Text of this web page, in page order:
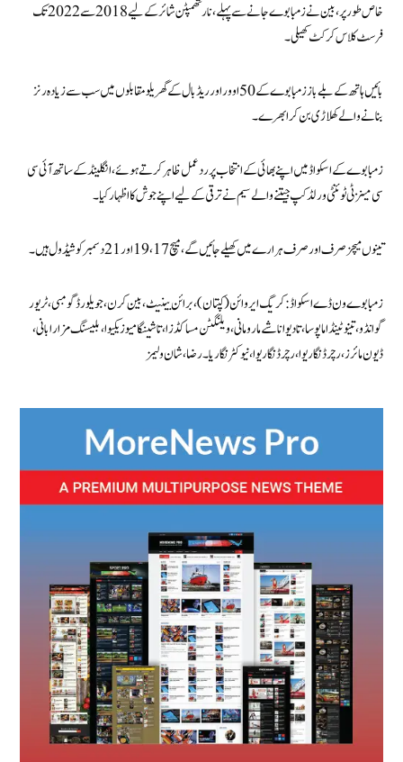
خاص طور پر، بین نے زمبابوے جانے سے پہلے، نارتھمپٹن ​​شائر کے لیے 2018 سے 2022 تک
فرسٹ کلاس کرکٹ کھیلی۔
بائیں ہاتھ کے بلے باز زمبابوے کے 50 اوور اور ریڈ بال کے گھریلو مقابلوں میں سب سے زیادہ رنز
بنانے والے کھلاڑی بن کر ابھرے۔
زمبابوے کے اسکواڈ میں اپنے بھائی کے انتخاب پر ردعمل ظاہر کرتے ہوئے، انگلینڈ کے ساتھ آئی سی
سی مینز ٹی ٹوئنٹی ورلڈ کپ جیتنے والے سیم نے ترقی کے لیے اپنے جوش کا اظہار کیا۔
تینوں میچز صرف اور صرف ہرارے میں کھیلے جائیں گے، میچ 17، 19 اور 21 دسمبر کو شیڈول ہیں۔
زمبابوے ون ڈے اسکواڈ: کریگ ایروائن (کپتان)، برائن بینیٹ، بین کرن، جویلورڈ گومبی، ٹریور
گوانڈو، ٹینوٹینڈا ماپوسا، تادیواناشے مارومانی، ویلنگٹن مساکڈزا، تاشینگا میوزیکیوا، بلیسنگ مزارابانی،
ڈیون مائرز، رچرڈ نگاریوا، رچرڈ نگاریوا، نیوکٹر نگاریا۔ رضا، شان ولیمز